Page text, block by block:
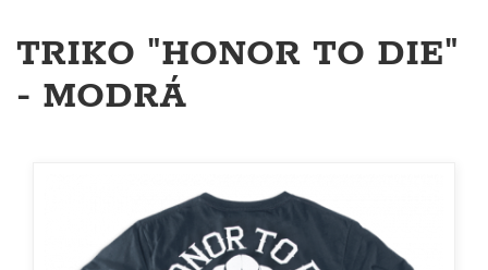
TRIKO "HONOR TO DIE"
- MODRÁ